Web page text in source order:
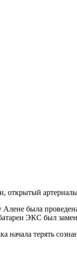
была
ЭКС был
начала терять